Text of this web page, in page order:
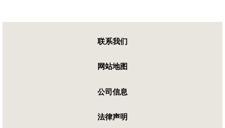
联系我们
网站地图
公司信息
法律声明